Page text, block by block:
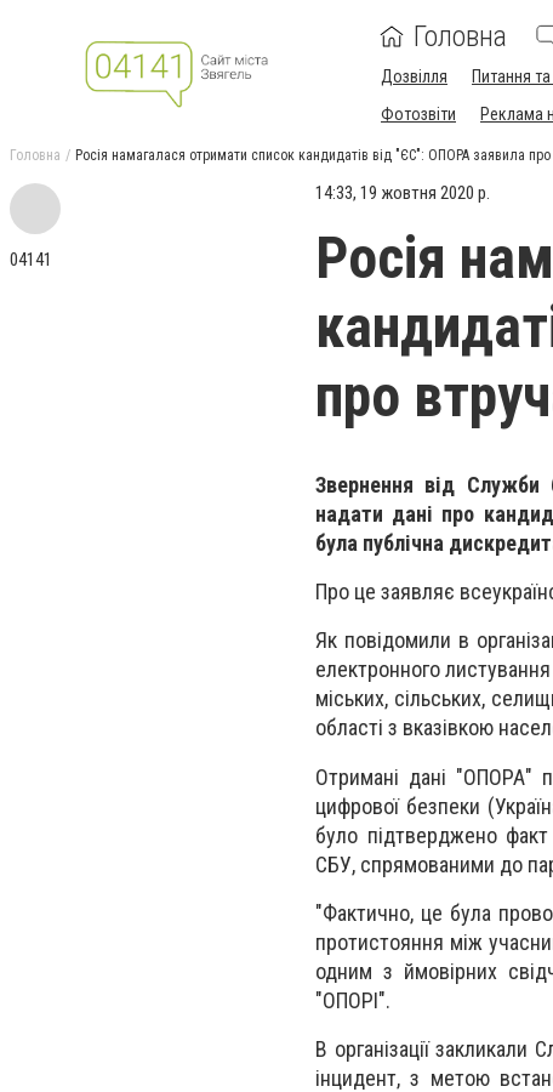
Головна
Дозвілля Питання та
Фотозвіти
Реклама
Головна Росія намагалася отримати список кандидатів від "ЄС": ОПОРА заявила
04141
14:33, 19 жовтня 2020 р.
Росія
про
Звернення від Служби
надати дані про
була публічна
Про це заявляє
Як повідомили в
електронного
міських, сільських,
області з вказівкою
Отримані дані "ОПОРА"
цифрової безпеки
було підтверджено
СБУ, спрямованими до
"Фактично, це була
протистояння між
одним з ймовірних
"ОПОРІ".
В організації закликали
інцидент, з метою